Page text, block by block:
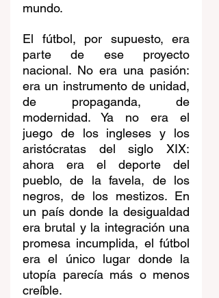
mundo.
El fútbol, por supuesto, era
parte de ese proyecto
nacional. No era una pasión:
era un instrumento de unidad,
de propaganda, de
modernidad. Ya no era el
juego de los ingleses y los
aristócratas del siglo XIX:
ahora era el deporte del
pueblo, de la favela, de los
negros, de los mestizos. En
un país donde la desigualdad
era brutal y la integración una
promesa incumplida, el fútbol
era el único lugar donde la
utopía parecía más o menos
creíble.